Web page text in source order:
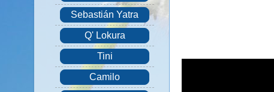
Sebastián Yatra
Q' Lokura
Tini
Camilo